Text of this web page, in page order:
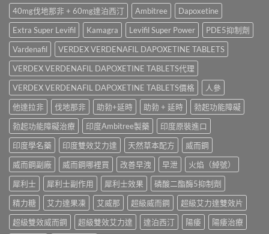
渠
道、
價
錢
與
真
假
辨
別
指
南〉
中
威
壯
名
藥
真
實
效
果、
正
確
用
法
與
香
港
購
指
南〉
中
款
最
好
用？
享
久
3
代
與
Climax
印
度
神
油
實
測
比
較〉
40mg伐地那非 + 60mg達泊西汀 Ambitree
Dapoxetine
Extra Super Levifil
Kamagra Levifil Super Power
PDE5抑制劑
Vardenafil
VERDEX VERDENAFIL DAPOXETINE TABLETS
VERDEX VERDENAFIL DAPOXETINE TABLETS代理
VERDEX VERDENAFIL DAPOXETINE TABLETS價格
人參
他達拉非
伐地那非 助勃+延時 助勃 + 延時
勃起功能障礙
勃起功能障礙治療
印度Ambitree製藥
印度原裝進口
印度學名藥
印度雙效艾力達 天然草本配方
威而鋼
威而鋼副廠
威而鋼哪裡買 改善早洩 早泄
火焰（綽號）
犀利士
犀利士副作用 犀利士效果
磷酸二酯酶5抑制劑
精力糖
艾力達果凍 艾威那 超級威而鋼
超級艾力達雙效片
超級雙效威而鋼
超級雙效艾力達 達泊西汀 陽痿
陽痿治療